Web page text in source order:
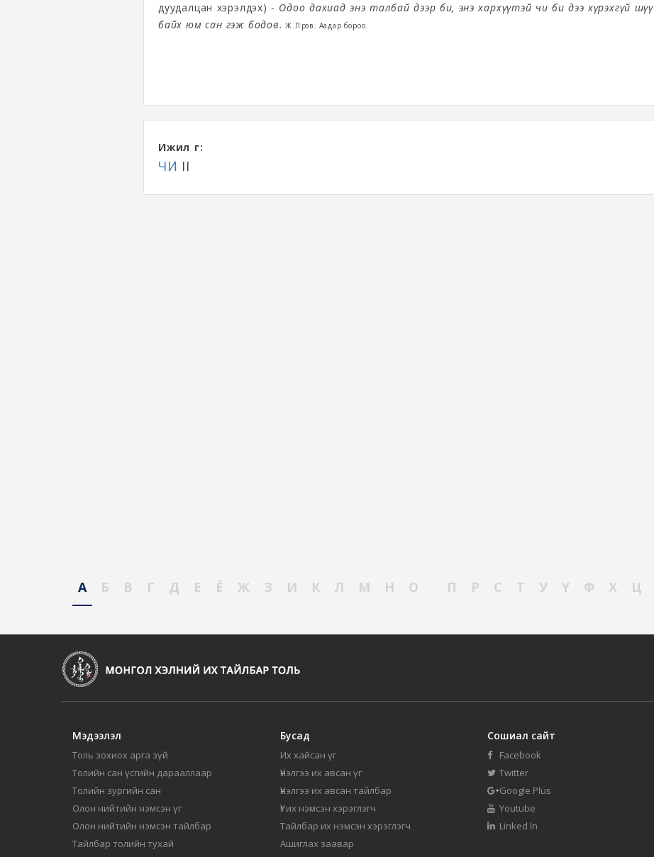
дуудалцан хэрэлдэх) - Одоо дахиад энэ талбай дээр би, энэ хархүүтэй чи би дээ хүрэхгүй шүү
байх юм сан гэж бодов. Ж.Пүрэв. Аадар бороо.
Ижил үг:
ЧИ II
А Б В Г Д Е Ё Ж З И К Л М Н О П Р С Т У Ү Ф Х Ц
Мэдээлэл
Толь зохиох арга зүй
Толийн сан үсгийн дарааллаар
Толийн зургийн сан
Олон нийтийн нэмсэн үг
Олон нийтийн нэмсэн тайлбар
Тайлбар толийн тухай
Бусад
Их хайсан үг
Үнэлгээ их авсан үг
Үнэлгээ их авсан тайлбар
Үг их нэмсэн хэрэглэгч
Тайлбар их нэмсэн хэрэглэгч
Ашиглах заавар
Сошиал сайт
Facebook
Twitter
Google Plus
Youtube
Linked In